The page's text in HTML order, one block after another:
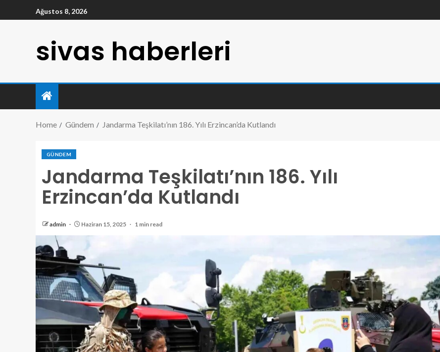
Ağustos 8, 2026
sivas haberleri
Home Gündem Jandarma Teşkilatı’nın 186. Yılı Erzincan’da Kutlandı
GÜNDEM
Jandarma Teşkilatı’nın 186. Yılı
Erzincan’da Kutlandı
admin Haziran 15, 2025 1 min read